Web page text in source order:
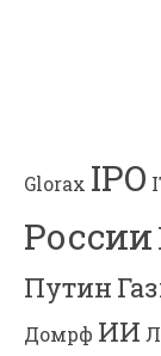
Glorax IPO
России
Путин
Домрф ИИ